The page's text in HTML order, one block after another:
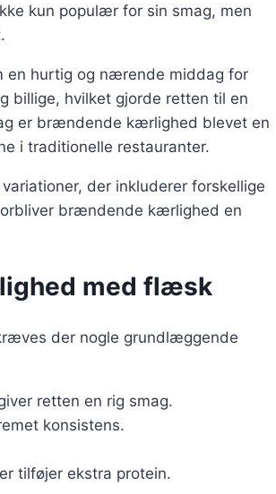
kun populær for sin smag, men
hurtig og nærende middag for
billige, hvilket gjorde retten til en
er brændende kærlighed blevet en
i traditionelle restauranter.
der inkluderer forskellige
brændende kærlighed en
med flæsk
der nogle grundlæggende
retten en rig smag.
konsistens.
tilføjer ekstra protein.